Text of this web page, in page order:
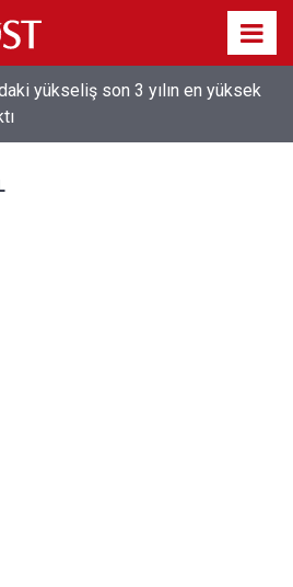
yükseliş son 3 yılın en yüksek
sekiz kişi hakkında savcılığa suç